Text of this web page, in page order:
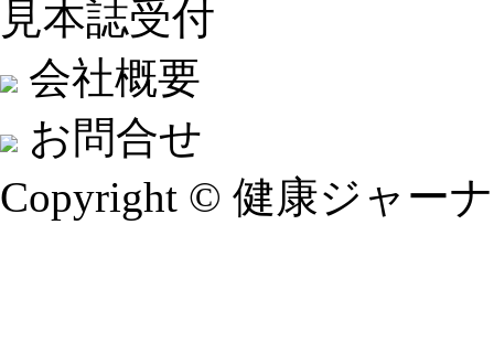
見本誌受付
会社概要
お問合せ
Copyright © 健康ジャー